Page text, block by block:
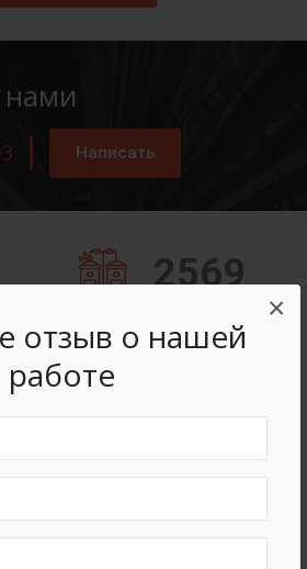
отзыв о нашей
работе
×
нами
Написать
2569